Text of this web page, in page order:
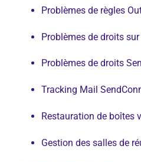
Problèmes de règles
Problèmes de droits
Problèmes de droits
Tracking Mail
Restauration de boîtes
Gestion des salles de